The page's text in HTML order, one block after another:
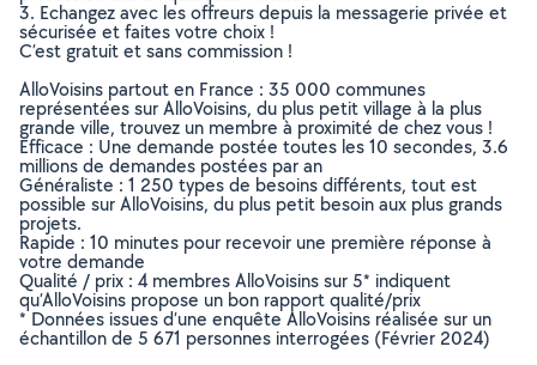
3. Echangez avec les offreurs depuis la messagerie privée et
sécurisée et faites votre choix !
C’est gratuit et sans commission !
AlloVoisins partout en France : 35 000 communes
représentées sur AlloVoisins, du plus petit village à la plus
grande ville, trouvez un membre à proximité de chez vous !
Efficace : Une demande postée toutes les 10 secondes, 3.6
millions de demandes postées par an
Généraliste : 1 250 types de besoins différents, tout est
possible sur AlloVoisins, du plus petit besoin aux plus grands
projets.
Rapide : 10 minutes pour recevoir une première réponse à
votre demande
Qualité / prix : 4 membres AlloVoisins sur 5* indiquent
qu’AlloVoisins propose un bon rapport qualité/prix
* Données issues d’une enquête AlloVoisins réalisée sur un
échantillon de 5 671 personnes interrogées (Février 2024)